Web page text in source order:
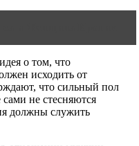
о том, что
исходить от
что сильный пол
не стесняются
должны служить